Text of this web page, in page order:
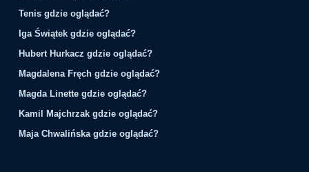
Tenis gdzie oglądać?
Iga Świątek gdzie oglądać?
Hubert Hurkacz gdzie oglądać?
Magdalena Fręch gdzie oglądać?
Magda Linette gdzie oglądać?
Kamil Majchrzak gdzie oglądać?
Maja Chwalińska gdzie oglądać?